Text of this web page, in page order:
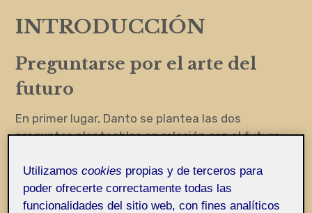
INTRODUCCIÓN
Preguntarse por el arte del
futuro
En primer lugar, Danto se plantea las dos
preguntas planteables en relación con el futuro
sobre todo ¿tiene el arte futuro?. Anticipa que va
a aventurar, con Hegel, que el arte no tiene futuro.
Utilizamoscookies propias y de terceros para
poder ofrecerte correctamente todas las
funcionalidades del sitio web, con fines analíticos